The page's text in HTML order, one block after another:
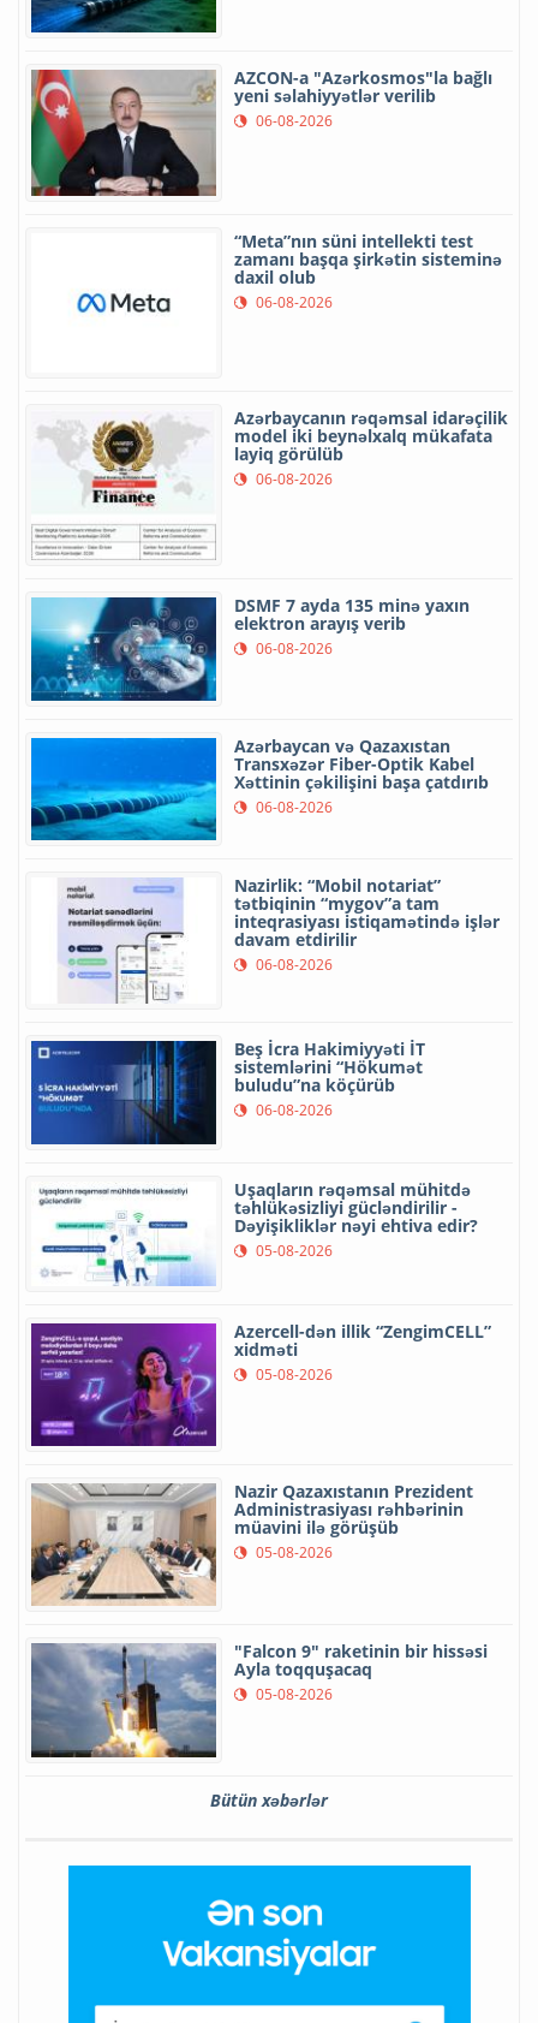
AZCON-a "Azərkosmos"la bağlı
yeni səlahiyyətlər verilib
06-08-2026
“Meta”nın süni intellekti test
zamanı başqa şirkətin sisteminə
daxil olub
06-08-2026
Azərbaycanın rəqəmsal idarəçilik
model iki beynəlxalq mükafata
layiq görülüb
06-08-2026
DSMF 7 ayda 135 minə yaxın
elektron arayış verib
06-08-2026
Azərbaycan və Qazaxıstan
Transxəzər Fiber-Optik Kabel
Xəttinin çəkilişini başa çatdırıb
06-08-2026
Nazirlik: “Mobil notariat”
tətbiqinin “mygov”a tam
inteqrasiyası istiqamətində işlər
davam etdirilir
06-08-2026
Beş İcra Hakimiyyəti İT
sistemlərini “Hökumət
buludu”na köçürüb
06-08-2026
Uşaqların rəqəmsal mühitdə
təhlükəsizliyi gücləndirilir -
Dəyişikliklər nəyi ehtiva edir?
05-08-2026
Azercell-dən illik “ZengimCELL”
xidməti
05-08-2026
Nazir Qazaxıstanın Prezident
Administrasiyası rəhbərinin
müavini ilə görüşüb
05-08-2026
"Falcon 9" raketinin bir hissəsi
Ayla toqquşacaq
05-08-2026
Bütün xəbərlər